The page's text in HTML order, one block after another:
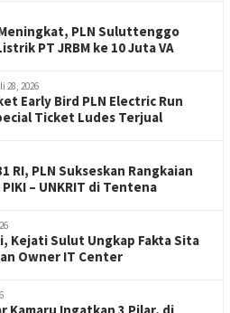
PLN Suluttenggo
PT JRBM ke 10 Juta VA
28, 2026
Early Bird PLN Electric Run
Ticket Ludes Terjual
RI, PLN Sukseskan Rangkaian
– UNKRIT di Tentena
Kejati Sulut Ungkap Fakta Sita
Owner IT Center